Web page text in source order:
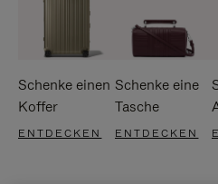
Schenke einen
Koffer
ENTDECKEN
Schenke eine
Tasche
ENTDECKEN